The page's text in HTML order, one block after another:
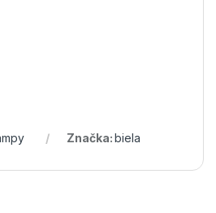
Značka:biela